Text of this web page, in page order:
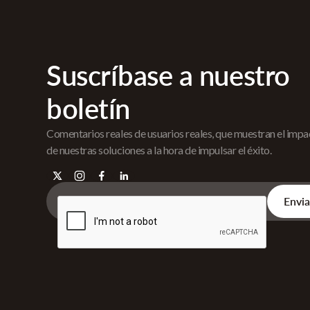
Suscríbase a nuestro
boletín
Comentarios reales de usuarios reales, que muestran el
de nuestras soluciones a la hora de impulsar el éxito.